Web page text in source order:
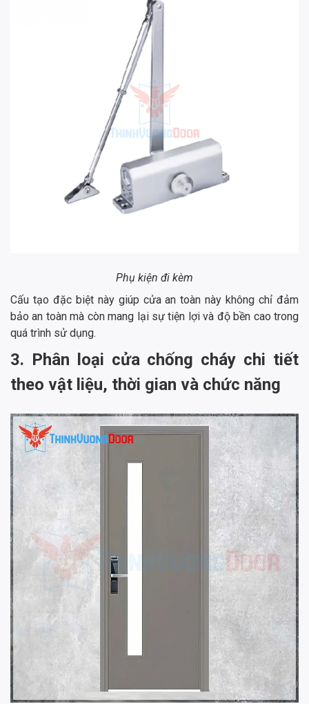
Phụ kiện đi kèm
Cấu tạo đặc biệt này giúp cửa an toàn này không chỉ đảm
bảo an toàn mà còn mang lại sự tiện lợi và độ bền cao trong
quá trình sử dụng.
3. Phân loại cửa chống cháy chi tiết
theo vật liệu, thời gian và chức năng